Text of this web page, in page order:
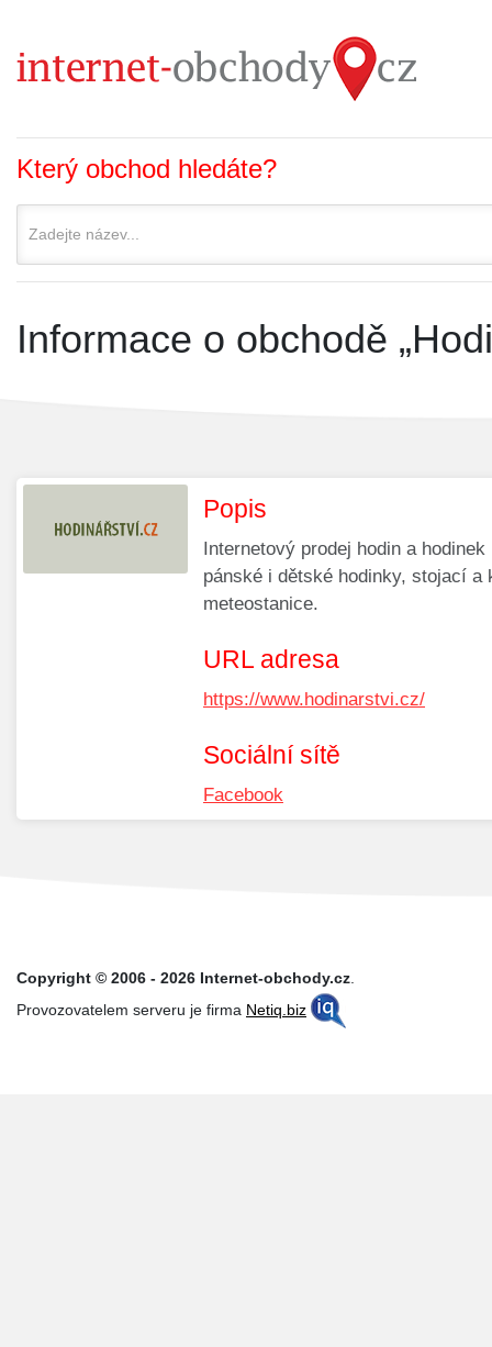
Který obchod hledáte?
Informace o obchodě
Popis
Internetový prodej hodin a
pánské i dětské hodinky, stojací
meteostanice.
URL adresa
https://www.hodinarstvi.cz/
Sociální sítě
Facebook
Copyright © 2006 - 2026 Internet-obchody.cz.
Provozovatelem serveru je firma Netiq.biz